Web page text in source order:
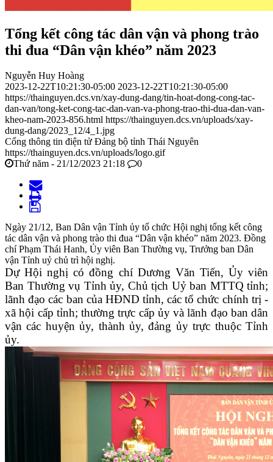
Tổng kết công tác dân vận và phong trào
thi đua “Dân vận khéo” năm 2023
Nguyễn Huy Hoàng
2023-12-22T10:21:30-05:00 2023-12-22T10:21:30-05:00
https://thainguyen.dcs.vn/xay-dung-dang/tin-hoat-dong-cong-tac-
dan-van/tong-ket-cong-tac-dan-van-va-phong-trao-thi-dua-dan-van-
kheo-nam-2023-856.html https://thainguyen.dcs.vn/uploads/xay-
dung-dang/2023_12/4_1.jpg
Cổng thông tin điện tử Đảng bộ tỉnh Thái Nguyên
https://thainguyen.dcs.vn/uploads/logo.gif
Thứ năm - 21/12/2023 21:18
0
Ngày 21/12, Ban Dân vận Tỉnh ủy tổ chức Hội nghị tổng kết công
tác dân vận và phong trào thi đua “Dân vận khéo” năm 2023. Đồng
chí Phạm Thái Hanh, Ủy viên Ban Thường vụ, Trưởng ban Dân
vận Tỉnh uỷ chủ trì hội nghị.
Dự Hội nghị có đồng chí Dương Văn Tiến, Ủy viên
Ban Thường vụ Tỉnh ủy, Chủ tịch Uỷ ban MTTQ tỉnh;
lãnh đạo các ban của HĐND tỉnh, các tổ chức chính trị -
xã hội cấp tỉnh; thường trực cấp ủy và lãnh đạo ban dân
vận các huyện ủy, thành ủy, đảng ủy trực thuộc Tỉnh
ủy.